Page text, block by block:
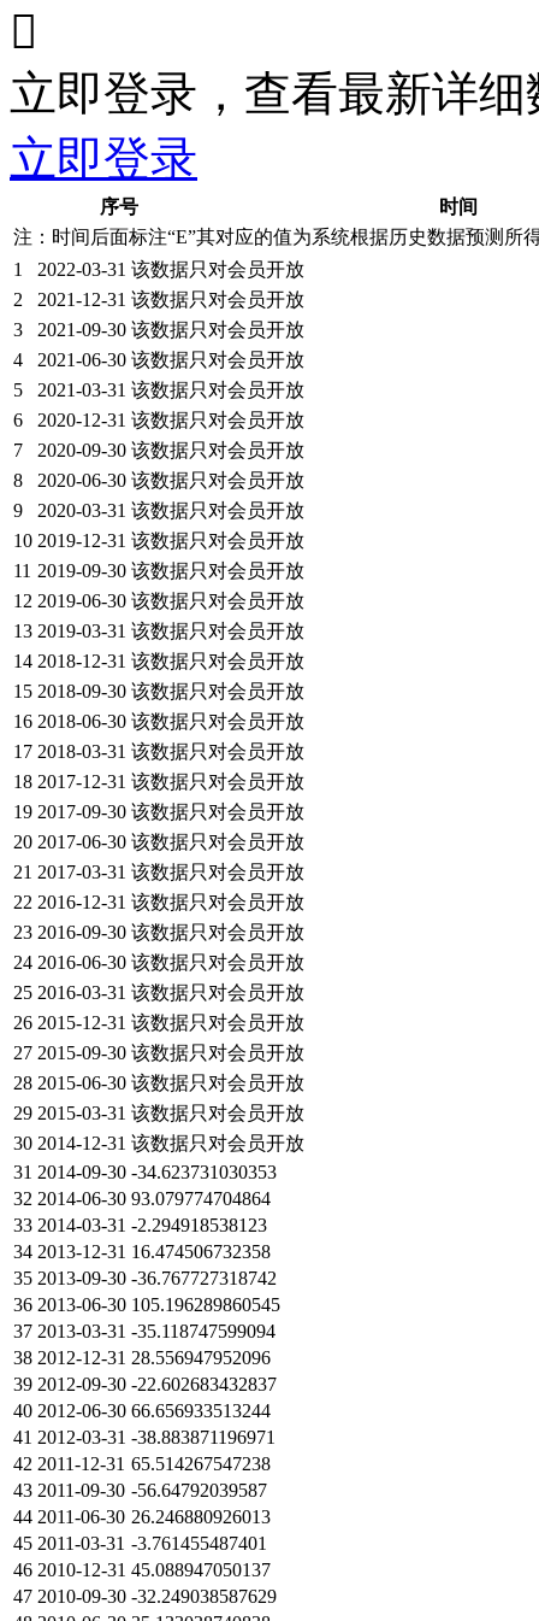

立即登录，查看最新详细
立即登录
序号
时间
注：时间后面标注“E”其对应的值为系统根据历史数据预测所
1
2022-03-31 该数据只对会员开放
2
2021-12-31 该数据只对会员开放
3
2021-09-30 该数据只对会员开放
4
2021-06-30 该数据只对会员开放
5
2021-03-31 该数据只对会员开放
6
2020-12-31 该数据只对会员开放
7
2020-09-30 该数据只对会员开放
8
2020-06-30 该数据只对会员开放
9
2020-03-31 该数据只对会员开放
10 2019-12-31 该数据只对会员开放
11 2019-09-30 该数据只对会员开放
12 2019-06-30 该数据只对会员开放
13 2019-03-31 该数据只对会员开放
14 2018-12-31 该数据只对会员开放
15 2018-09-30 该数据只对会员开放
16 2018-06-30 该数据只对会员开放
17 2018-03-31 该数据只对会员开放
18 2017-12-31 该数据只对会员开放
19 2017-09-30 该数据只对会员开放
20 2017-06-30 该数据只对会员开放
21 2017-03-31 该数据只对会员开放
22 2016-12-31 该数据只对会员开放
23 2016-09-30 该数据只对会员开放
24 2016-06-30 该数据只对会员开放
25 2016-03-31 该数据只对会员开放
26 2015-12-31 该数据只对会员开放
27 2015-09-30 该数据只对会员开放
28 2015-06-30 该数据只对会员开放
29 2015-03-31 该数据只对会员开放
30 2014-12-31 该数据只对会员开放
31 2014-09-30 -34.623731030353
32 2014-06-30 93.079774704864
33 2014-03-31 -2.294918538123
34 2013-12-31 16.474506732358
35 2013-09-30 -36.767727318742
36 2013-06-30 105.196289860545
37 2013-03-31 -35.118747599094
38 2012-12-31 28.556947952096
39 2012-09-30 -22.602683432837
40 2012-06-30 66.656933513244
41 2012-03-31 -38.883871196971
42 2011-12-31 65.514267547238
43 2011-09-30 -56.64792039587
44 2011-06-30 26.246880926013
45 2011-03-31 -3.761455487401
46 2010-12-31 45.088947050137
47 2010-09-30 -32.249038587629